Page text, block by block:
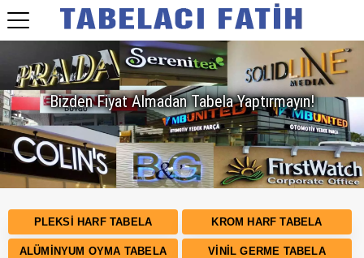
Bizden Fiyat Almadan Tabela Yaptırmayın!
PLEKSI HARF TABELA KROM HARF TABELA
ALÜMINYUM OYMA TABELA VINIL GERME TABELA